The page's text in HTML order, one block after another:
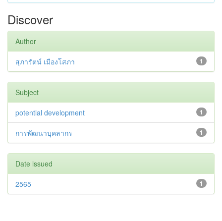
Discover
Author
1
สุภารัตน์ เมืองโสภา
Subject
1
potential development
1
การพัฒนาบุคลากร
Date issued
1
2565